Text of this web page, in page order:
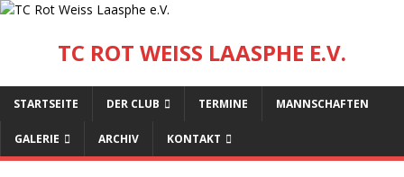
TC ROT WEISS LAASPHE E.V.
STARTSEITE DER CLUB TERMINE MANNSCHAFTEN
GALERIE ARCHIV KONTAKT